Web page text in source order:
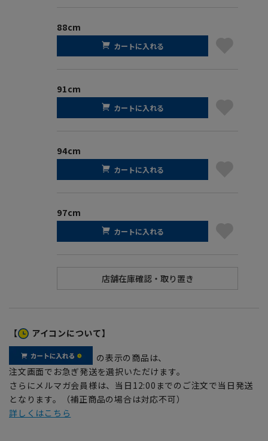
88cm
カートに入れる
91cm
カートに入れる
94cm
カートに入れる
97cm
カートに入れる
【 アイコンについて】
の表示の商品は、
注文画面でお急ぎ発送を選択いただけます。
さらにメルマガ会員様は、当日12:00までのご注文で当日発送
となります。（補正商品の場合は対応不可）
詳しくはこちら